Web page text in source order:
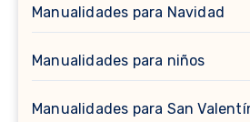
Manualidades para Navidad
Manualidades para niños
Manualidades para San